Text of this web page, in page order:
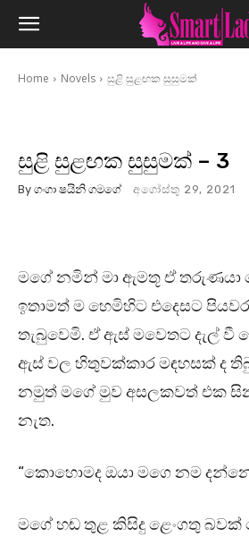
Home Novels සුළි සුළඟක සුසුමක්
සුළි සුළඟක සුසුමක් – 3
By ගංගා ෂයිනි ගමගේ අගෝස්තු 29, 2021
මගේ නමින් මා ඇමතූ ඒ තරුණයා
ඉතාමත් ම හෙමිහිට එදෙසට
තැබුවෙමි. ඒ ඇස් මවෙතට දැල් වී
ඇස් වල හිතුවක්කාර මඳහසක් ද
නමුත් මගේ මුව අසලකවත් එක
නැත.
“කොහොමද ඔයා මගෙ නම
මගේ හඬ තුළ කිසිදු ළෙංගතු